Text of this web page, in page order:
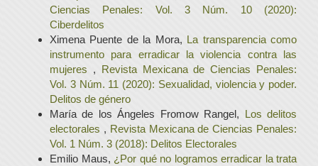
Ciencias Penales: Vol. 3 Núm. 10 (2020):
Ciberdelitos
Ximena Puente de la Mora, La transparencia como
instrumento para erradicar la violencia contra las
mujeres , Revista Mexicana de Ciencias Penales:
Vol. 3 Núm. 11 (2020): Sexualidad, violencia y poder.
Delitos de género
María de los Ángeles Fromow Rangel, Los delitos
electorales , Revista Mexicana de Ciencias Penales:
Vol. 1 Núm. 3 (2018): Delitos Electorales
Emilio Maus, ¿Por qué no logramos erradicar la trata